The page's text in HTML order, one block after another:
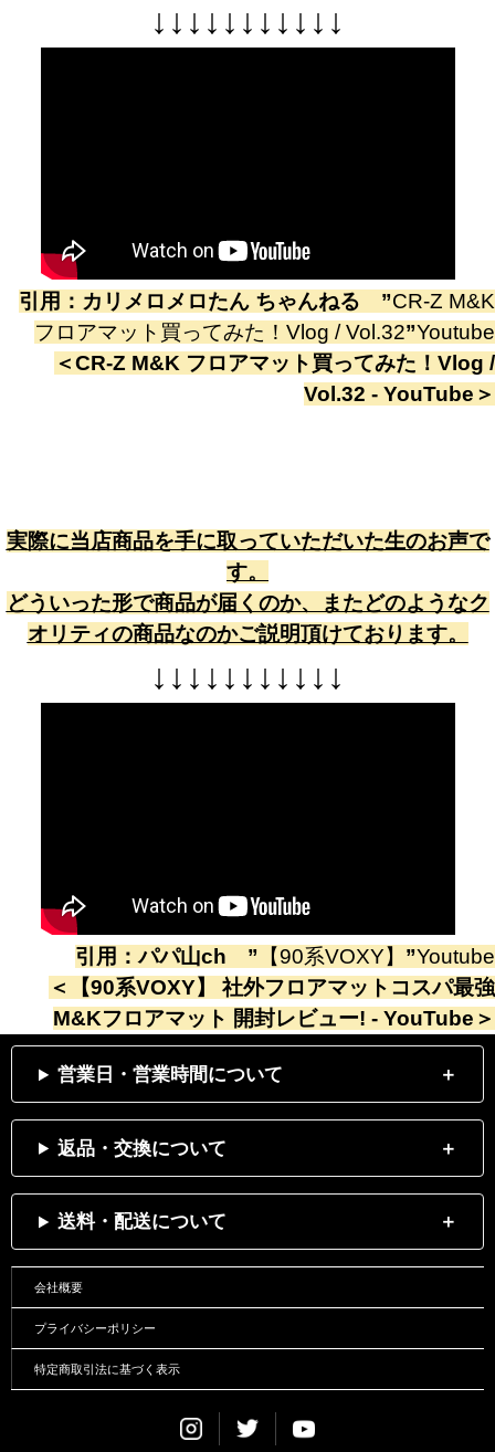
↓ ↓ ↓ ↓ ↓ ↓ ↓ ↓ ↓ ↓ ↓
引用： カリメロメロたん ちゃんねる ”CR-Z M&K
フロアマット買ってみた！Vlog / Vol.32”Youtube
＜CR-Z M&K フロアマット買ってみた！Vlog /
Vol.32 - YouTube ＞
実際に当店商品を手に取っていただいた生のお声で
す。
どういった形で商品が届くのか、またどのようなク
オリティの商品なのかご説明頂けております。
↓ ↓ ↓ ↓ ↓ ↓ ↓ ↓ ↓ ↓ ↓
引用：パパ山ch ” 【90系VOXY】 ”Youtube
＜
【90系VOXY】 社外フロアマットコスパ最強
M&Kフロアマット 開封レビュー! - YouTube ＞
営業日・営業時間について
返品・交換について
送料・配送について
会社概要
プライバシーポリシー
特定商取引法に基づく表示
InstagramTwitter